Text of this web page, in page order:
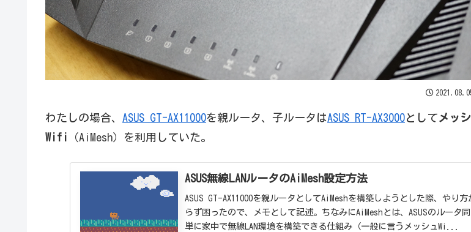
わたしの場合、 ASUS GT-AX11000を親ルータ、子ルータはASUS RT-AX3000として メッ
Wifi
（AiMesh）を利用していた。
ASUS無線LANルータのAiMesh設定方法
ASUS GT-AX11000を親ルータとしてAiMeshを構築しようとした際、やり方
らず困ったので、メモとして記述。ちなみにAiMeshとは、ASUSのルータ
単に家中で無線LAN環境を構築できる仕組み（一般に言うメッシュWi...